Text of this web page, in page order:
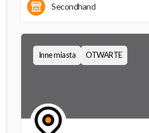
Secondhand
Inne miasta OTWARTE